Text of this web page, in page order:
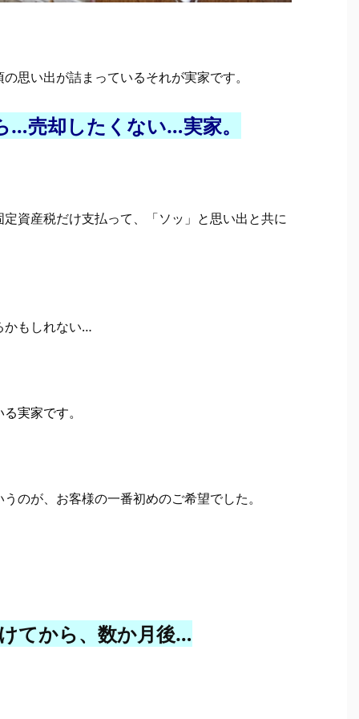
思い出が詰まっているそれが実家です。
売却したくない…実家。
資産税だけ支払って、「ソッ」と思い出と共に
かもしれない…
実家です。
うのが、お客様の一番初めのご希望でした。
てから、数か月後…